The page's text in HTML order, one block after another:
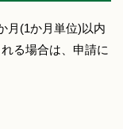
月(1か月単位)以内
る場合は、申請に